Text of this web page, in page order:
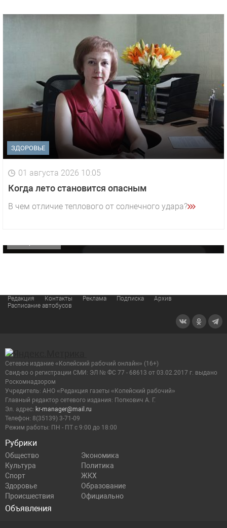
ЗДОРОВЬЕ
01 августа 2026 10:05
Когда лето становится опасным
В чем отличие теплового от солнечного удара?
«Звезда» Метрана стала главным героем нового
Редакция Контакты Реклама Подписка
Архив
Расписание автобусов
Рубрики
Общество
Экономика
Культура
Политика
Спорт
ЖКХ
Здоровье
Образование
Происшествия
Официально
Объявления
Сетевое издание «Копейский рабочий онлайн» (16+)
Cвид-во о регистрации СМИ: ЭЛ № ФС 77 - 68613 от 03.02.2017 г. выдано
Роскомнадзором
Учредитель: АНО «Редакция газеты «Копейский рабочий»
Главный редактор сетевого издания: Попкович А. Г.
Эл. адрес: kr-manager@mail.ru
Телефон: 8(35139) 3-71-09
Режим работы: ПН - ПТ с 9:00 до 18:00